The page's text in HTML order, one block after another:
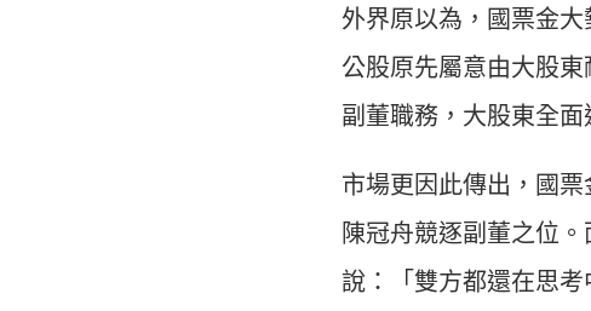
外界原以為，國票金
公股原先屬意由大股
副董職務，大股東全
市場更因此傳出，國
陳冠舟競逐副董之位
說：「雙方都還在思